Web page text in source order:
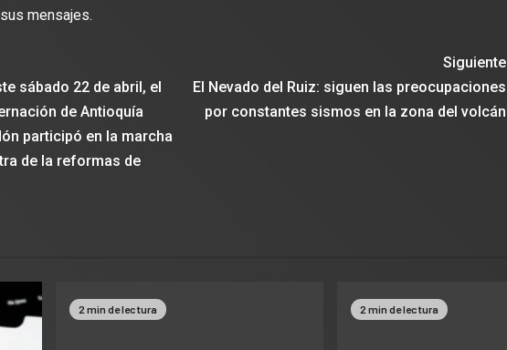
mensajes.
sábado 22 de abril, el
de Antioquía
participó en la marcha
de la reformas de
Siguiente
El Nevado del Ruiz: siguen las preocupaciones
por constantes sismos en la zona del volcán
2 min de lectura 2 min de lectura